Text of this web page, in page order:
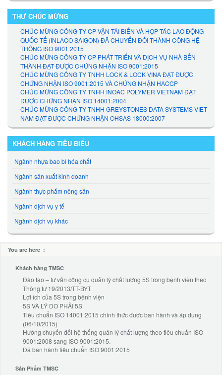
THƯ CHÚC MỪNG
CHÚC MỪNG CÔNG TY CP VẬN TẢI BIỂN VÀ HỢP TÁC LAO ĐỘNG
QUỐC TẾ (INLACO SAIGON) ĐÃ CHUYỂN ĐỔI THÀNH CÔNG HỆ
THỐNG ISO 9001:2015
CHÚC MỪNG CÔNG TY CP PHÁT TRIỂN VÀ DỊCH VỤ NHÀ BẾN
THÀNH ĐẠT ĐƯỢC CHỨNG NHẬN ISO 9001:2015
CHÚC MỪNG CÔNG TY TNHH LOCK & LOCK VINA ĐẠT ĐƯỢC
CHỨNG NHẬN ISO 9001:2015 VÀ CHỨNG NHẬN HACCP
CHÚC MỪNG CÔNG TY TNHH INOAC POLYMER VIETNAM ĐẠT
ĐƯỢC CHỨNG NHẬN ISO 14001:2004
CHÚC MỪNG CÔNG TY TNHH GREYSTONES DATA SYSTEMS VIET
NAM ĐẠT ĐƯỢC CHỨNG NHẬN OHSAS 18000:2007
KHÁCH HÀNG TIÊU BIỂU
Ngành nhựa bao bì hóa chất
Ngành sản xuất kinh doanh
Ngành thực phẩm nông sản
Ngành dịch vụ y tế
Ngành dịch vụ khác
You are here :
Khách hàng TMSC
Đào tạo – tư vấn công cụ quản lý chất lượng 5S trong bệnh viện theo
Thông tư 19/2013/TT-BYT
Lợi ích của 5S trong bệnh viện
5S VÀ LÝ DO PHẢI 5S
Tiêu chuẩn ISO 14001:2015 chính thức được ban hành và áp dụng
(06/10/2015)
Hướng chuyển đổi hệ thống quản lý chất lượng theo tiêu chuẩn ISO
9001:2008 sang ISO 9001:2015.
Đã ban hành tiêu chuẩn ISO 9001:2015
Sản Phẩm TMSC